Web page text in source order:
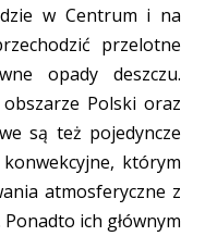
w Centrum i na
przelotne
opady deszczu.
Polski oraz
są też pojedyncze
którym
atmosferyczne z
ich głównym